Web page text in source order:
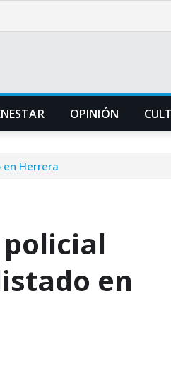
OPINIÓN
Herrera
en